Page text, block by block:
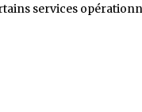
services